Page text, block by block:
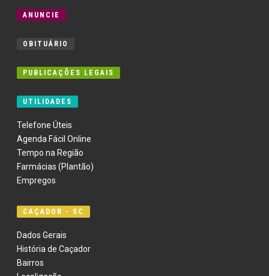
ANUNCIE
OBITUÁRIO
PUBLICAÇÕES LEGAIS
UTILIDADES
Telefone Úteis
Agenda Fácil Online
Tempo na Região
Farmácias (Plantão)
Empregos
CAÇADOR - SC
Dados Gerais
História de Caçador
Bairros